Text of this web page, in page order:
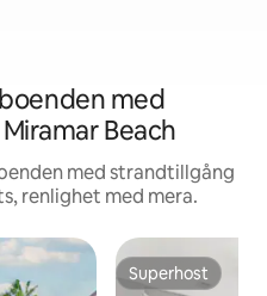
med
Beach
med strandtillgång
renlighet med mera.
Superhost
Superhost